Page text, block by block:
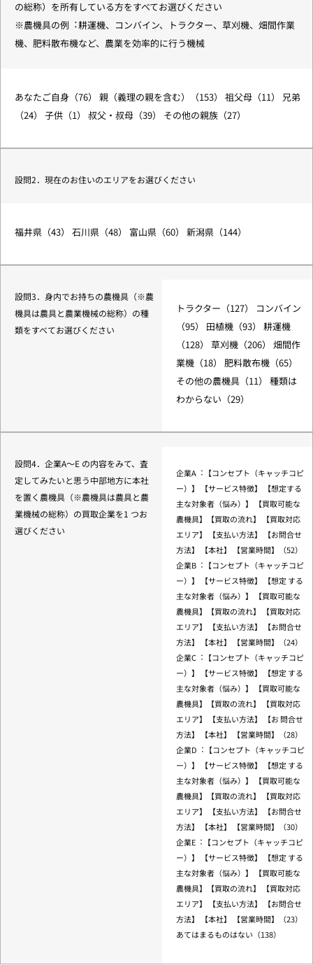
の総称）を所有している⽅をすべてお選びください
※農機具の例︓耕運機、コンバイン、トラクター、草刈機、畑間作業
機、肥料散布機など、農業を効率的に⾏う機械
あなたご⾃⾝（76） 親（義理の親を含む）（153） 祖⽗⺟（11） 兄弟
（24） ⼦供（1） 叔⽗・叔⺟（39） その他の親族（27）
設問2．現在のお住いのエリアをお選びください
福井県（43） ⽯川県（48） 富⼭県（60） 新潟県（144）
設問3．⾝内でお持ちの農機具（※農
機具は農具と農業機械の総称）の種
類をすべてお選びください
トラクター（127） コンバイン
（95） ⽥植機（93） 耕運機
（128） 草刈機（206） 畑間作
業機（18） 肥料散布機（65）
その他の農機具（11） 種類は
わからない（29）
設問4．企業A〜E の内容をみて、査
定してみたいと思う中部地⽅に本社
を置く農機具（※農機具は農具と農
業機械の総称）の買取企業を1 つお
選びください
企業A︓【コンセプト（キャッチコピ
ー）】 【サービス特徴】 【想定する
主な対象者（悩み）】 【買取可能な
農機具】【買取の流れ】 【買取対応
エリア】 【⽀払い⽅法】 【お問合せ
⽅法】 【本社】 【営業時間】（52）
企業B︓【コンセプト（キャッチコピ
ー）】 【サービス特徴】 【想定 する
主な対象者（悩み）】 【買取可能な
農機具】【買取の流れ】 【買取対応
エリア】 【⽀払い⽅法】 【お問合せ
⽅法】 【本社】 【営業時間】（24）
企業C︓【コンセプト（キャッチコピ
ー）】 【サービス特徴】 【想定 する
主な対象者（悩み）】 【買取可能な
農機具】【買取の流れ】 【買取対応
エリア】 【⽀払い⽅法】 【お 問合せ
⽅法】 【本社】 【営業時間】（28）
企業D︓【コンセプト（キャッチコピ
ー）】 【サービス特徴】 【想定 する
主な対象者（悩み）】 【買取可能な
農機具】【買取の流れ】 【買取対応
エリア】 【⽀払い⽅法】 【お問合せ
⽅法】 【本社】 【営業時間】（30）
企業E︓【コンセプト（キャッチコピ
ー）】 【サービス特徴】 【想定 する
主な対象者（悩み）】 【買取可能な
農機具】【買取の流れ】 【買取対応
エリア】 【⽀払い⽅法】 【お問合せ
⽅法】 【本社】 【営業時間】（23）
あてはまるものはない（138）